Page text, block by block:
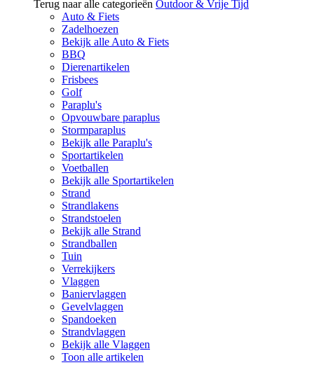
Terug naar alle categorieën Outdoor & Vrije Tijd
Auto & Fiets
Zadelhoezen
Bekijk alle Auto & Fiets
BBQ
Dierenartikelen
Frisbees
Golf
Paraplu's
Opvouwbare paraplus
Stormparaplus
Bekijk alle Paraplu's
Sportartikelen
Voetballen
Bekijk alle Sportartikelen
Strand
Strandlakens
Strandstoelen
Bekijk alle Strand
Strandballen
Tuin
Verrekijkers
Vlaggen
Baniervlaggen
Gevelvlaggen
Spandoeken
Strandvlaggen
Bekijk alle Vlaggen
Toon alle artikelen